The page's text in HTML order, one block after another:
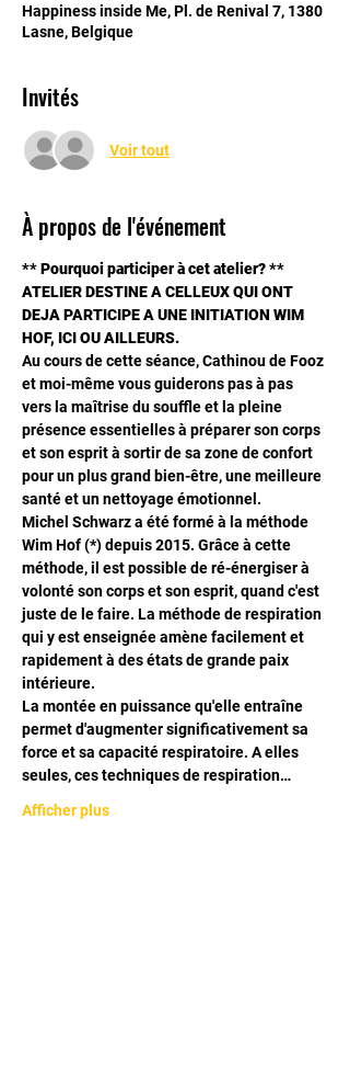
Happiness inside Me, Pl. de Renival 7, 1380
Lasne, Belgique
Invités
Voir tout
À propos de l'événement
** Pourquoi participer à cet atelier? **
ATELIER DESTINE A CELLEUX QUI ONT
DEJA PARTICIPE A UNE INITIATION WIM
HOF, ICI OU AILLEURS.
Au cours de cette séance, Cathinou de Fooz
et moi-même vous guiderons pas à pas
vers la maîtrise du souffle et la pleine
présence essentielles à préparer son corps
et son esprit à sortir de sa zone de confort
pour un plus grand bien-être, une meilleure
santé et un nettoyage émotionnel.
Michel Schwarz a été formé à la méthode
Wim Hof (*) depuis 2015. Grâce à cette
méthode, il est possible de ré-énergiser à
volonté son corps et son esprit, quand c'est
juste de le faire. La méthode de respiration
qui y est enseignée amène facilement et
rapidement à des états de grande paix
intérieure.
La montée en puissance qu'elle entraîne
permet d'augmenter significativement sa
force et sa capacité respiratoire. A elles
seules, ces techniques de respiration…
Afficher plus